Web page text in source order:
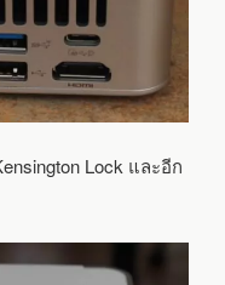
Lock และอีก